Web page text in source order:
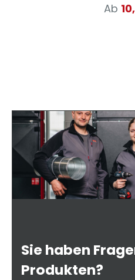
Ab
Sie haben
Produkten?